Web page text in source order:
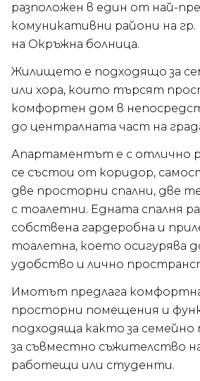
разположен в един от най-
комуникативни райони на гр.
на Окръжна болница.
Жилището е подходящо за
или хора, които търсят
комфортен дом в
до централната част на
Апартаментът е с отлично
се състои от коридор,
две просторни спални, две
с тоалетни. Едната спалня
собствена гардеробна и
тоалетна, което осигурява
удобство и лично
Имотът предлага
просторни помещения и
подходяща както за семейно
за съвместно съжителство
работещи или студенти.